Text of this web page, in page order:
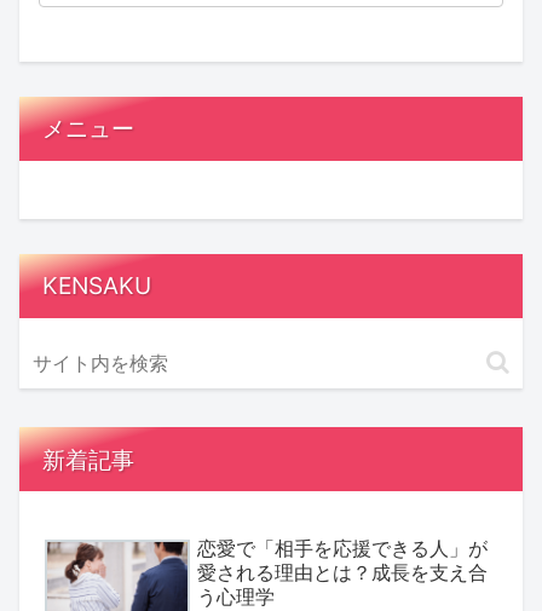
メニュー
KENSAKU
新着記事
恋愛で「相手を応援できる人」が
愛される理由とは？成長を支え合
う心理学